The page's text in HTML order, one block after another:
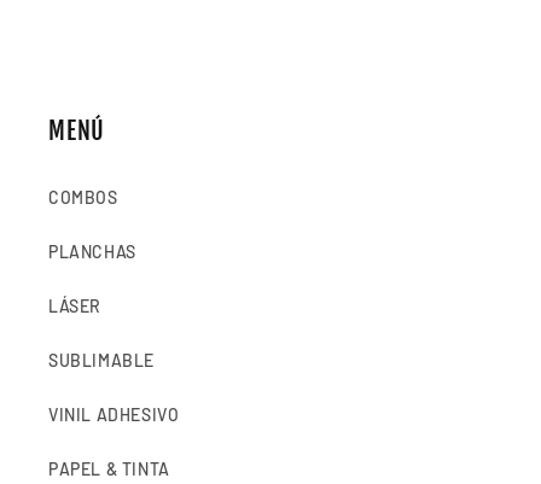
MENÚ
COMBOS
PLANCHAS
LÁSER
SUBLIMABLE
VINIL ADHESIVO
PAPEL & TINTA